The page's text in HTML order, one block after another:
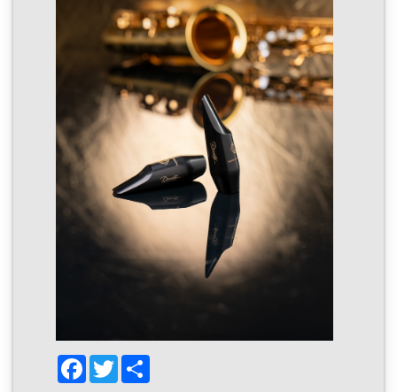
Facebook
Twitter